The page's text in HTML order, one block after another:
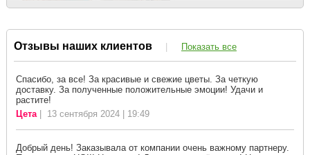
Отзывы наших клиентов | Показать все
Спасибо, за все! За красивые и свежие цветы. За четкую
доставку. За полученные положительные эмоции! Удачи и
растите!
Цета| 13 сентября 2024 | 19:49
Добрый день! Заказывала от компании очень важному партнеру.